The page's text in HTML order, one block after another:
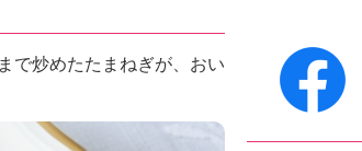
で炒めたたまねぎが、おい